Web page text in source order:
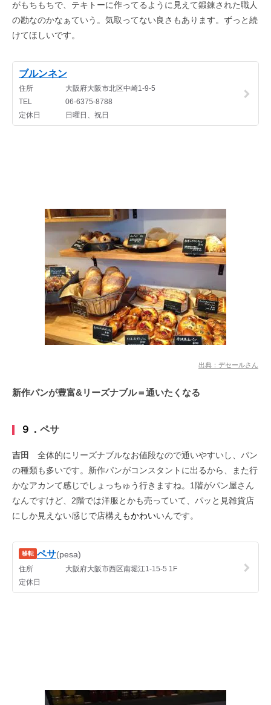
がもちもちで、テキトーに作ってるように見えて鍛錬された職人
の勘なのかなぁていう。気取ってない良さもあります。ずっと続
けてほしいです。
出典：デセールさん
新作パンが豊富&リーズナブル＝通いたくなる
９． ペサ
吉田
全体的にリーズナブルなお値段なので通いやすいし、パン
の種類も多いです。新作パンがコンスタントに出るから、また行
かなアカンて感じでしょっちゅう行きますね。1階がパン屋さん
なんですけど、2階では洋服とかも売っていて、パッと見雑貨店
にしか見えない感じで店構えもかわいいんです。